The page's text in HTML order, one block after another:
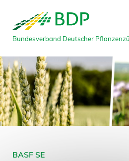
Bundesverband Deutscher
BASF SE